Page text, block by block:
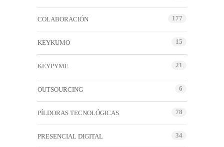
COLABORACIÓN 177
KEYKUMO 15
KEYPYME 21
OUTSOURCING 6
PÍLDORAS TECNOLÓGICAS 78
PRESENCIAL DIGITAL 34